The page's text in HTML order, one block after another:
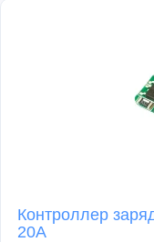
Контроллер
20A